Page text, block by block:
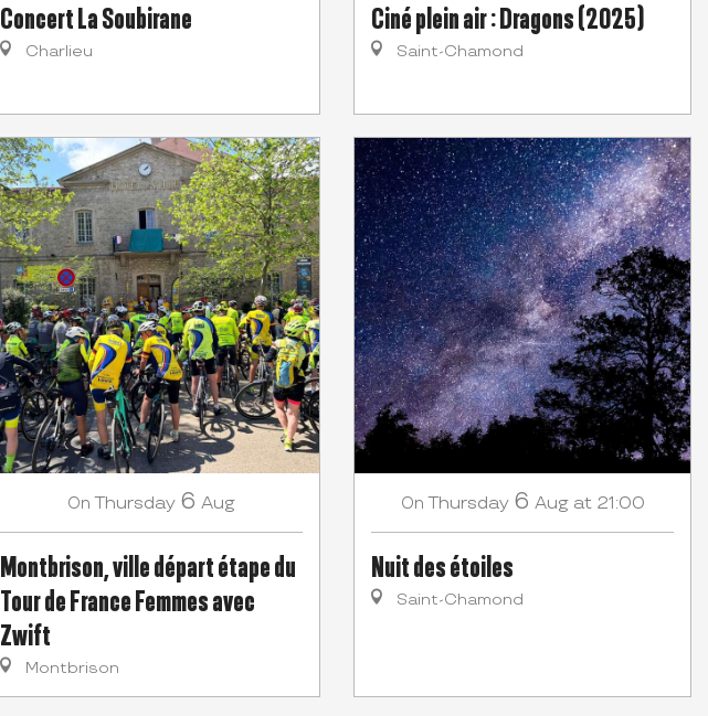
Concert La Soubirane
Charlieu
Ciné plein air : Dragons (2025)
Saint-Chamond
On Thursday 6 Aug
Montbrison, ville départ étape du
Tour de France Femmes avec
Zwift
Montbrison
On Thursday 6 Aug at 21:00
Nuit des étoiles
Saint-Chamond